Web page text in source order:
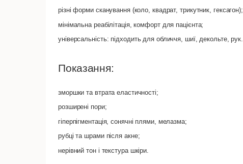
різні форми сканування (коло, квадрат, трикутник, гексагон);
мінімальна реабілітація, комфорт для пацієнта;
універсальність: підходить для обличчя, шиї, декольте, рук.
Показання:
зморшки та втрата еластичності;
розширені пори;
гіперпігментація, сонячні плями, мелазма;
рубці та шрами після акне;
нерівний тон і текстура шкіри.